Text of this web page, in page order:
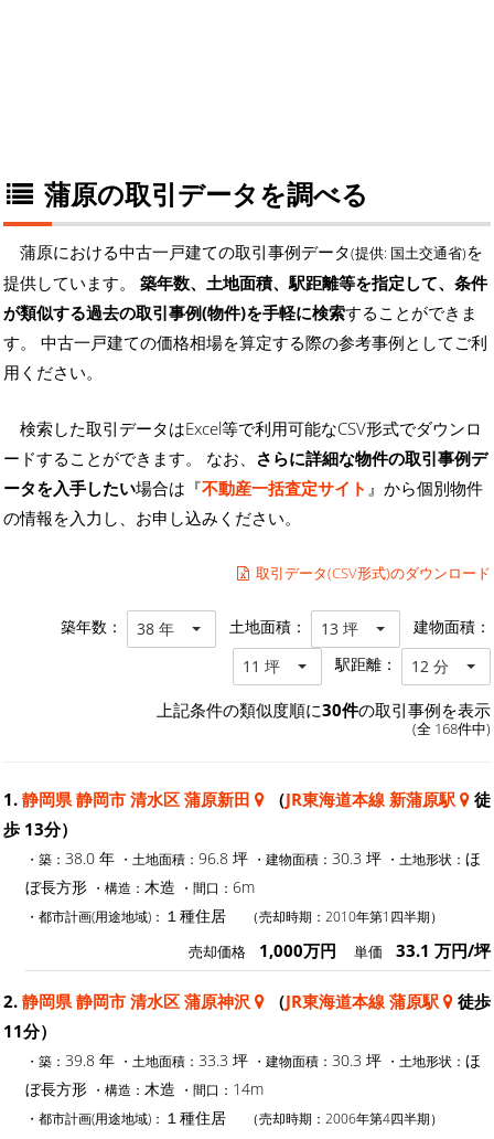
蒲原の取引データを調べる
蒲原における中古一戸建ての取引事例データ(提供: 国土交通省)を
提供しています。 築年数、土地面積、駅距離等を指定して、条件
が類似する過去の取引事例(物件)を手軽に検索することができま
す。 中古一戸建ての価格相場を算定する際の参考事例としてご利
用ください。
検索した取引データはExcel等で利用可能なCSV形式でダウンロ
ードすることができます。 なお、 さらに詳細な物件の取引事例デ
ータを入手したい場合は『不動産一括査定サイト 』から個別物件
の情報を入力し、お申し込みください。
取引データ(CSV形式)のダウンロード
築年数： 38 年 土地面積： 13 坪 建物面積：
11 坪 駅距離： 12 分
上記条件の類似度順に30件の取引事例を表示
(全 168件中)
1. 静岡県 静岡市 清水区 蒲原新田 （JR東海道本線 新蒲原駅
徒
歩 13分）
・築： 38.0 年 ・土地面積： 96.8 坪 ・建物面積： 30.3 坪 ・土地形状： ほ
ぼ長方形 ・構造： 木造 ・間口： 6m
・都市計画(用途地域)： １種住居 （売却時期：2010年第1四半期）
売却価格 1,000万円 単価 33.1 万円/坪
2. 静岡県 静岡市 清水区 蒲原神沢 （JR東海道本線 蒲原駅
徒歩
11分）
・築： 39.8 年 ・土地面積： 33.3 坪 ・建物面積： 30.3 坪 ・土地形状： ほ
ぼ長方形 ・構造： 木造 ・間口： 14m
・都市計画(用途地域)： １種住居 （売却時期：2006年第4四半期）